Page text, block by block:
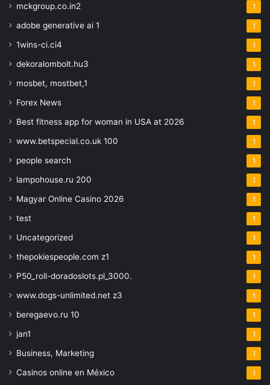
mckgroup.co.in2 1
adobe generative ai 1 1
1wins-ci.ci4 1
dekoralombolt.hu3 1
mosbet, mostbet,1 1
Forex News 1
Best fitness app for woman in USA at 2026 1
www.betspecial.co.uk 100 1
people search 1
lampohouse.ru 200 1
Magyar Online Casino 2026 1
test 1
Uncategorized 1
thepokiespeople.com z1 1
P50_roll-doradoslots.pl_3000. 1
www.dogs-unlimited.net z3 1
beregaevo.ru 10 1
jan1 1
Business, Marketing 1
Casinos online en México 1